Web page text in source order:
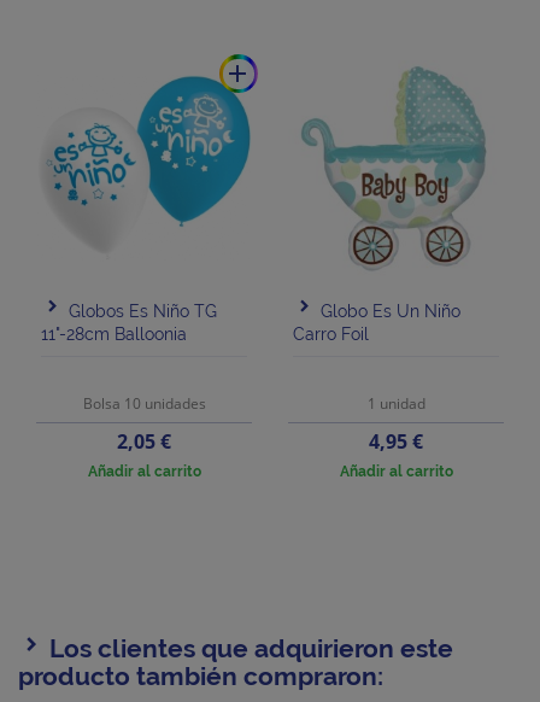
add
Globos Es Niño TG
11"-28cm Balloonia
Bolsa 10 unidades
Precio
2,05 €
Añadir al carrito
Globo Es Un Niño
Carro Foil
1 unidad
Precio
4,95 €
Añadir al carrito
Los clientes que adquirieron este
producto también compraron: